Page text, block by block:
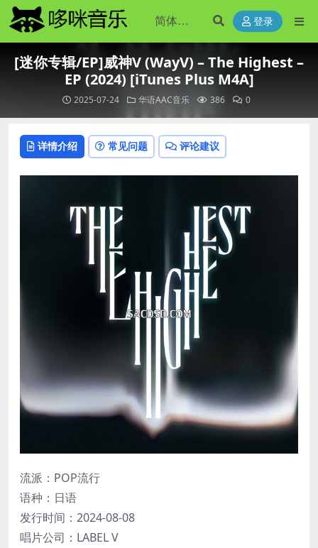
登录
[迷你专辑/EP]威神V (WayV) – The Highest –
EP (2024) [iTunes Plus M4A]
2025-07-24 华语AAC音乐 386 0
详情介绍 常见问题 评论建议
流派：POP流行
语种：日语
发行时间：2024-08-08
唱片公司：LABEL V